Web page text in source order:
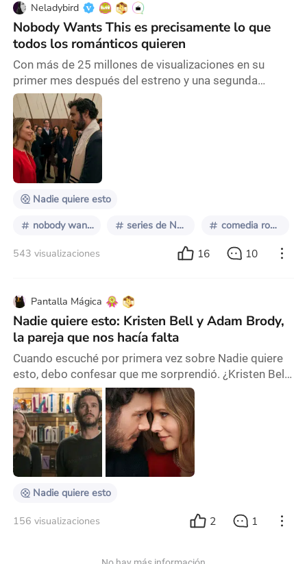
Neladybird
Nobody Wants This es precisamente lo que
todos los románticos quieren
Con más de 25 millones de visualizaciones en su
primer mes después del estreno y una segunda
temporada en puerta, Nobody Wants This es una de
las series del año. Pero es que no solo se trata de una
comedia romántica adorable, también es un auténtico
regalo para los millennials, reuniendo nada más y
nada menos que a Seth Cohen (Adam Brody) y
Veronica Mars (Kristen Bell) como la pareja principal.
Yo
Nadie quiere esto
nobody wants this series de Netflix comedia romántica
543 visualizaciones 16 10
Pantalla Mágica
Nadie quiere esto: Kristen Bell y Adam Brody,
la pareja que nos hacía falta
Cuando escuché por primera vez sobre Nadie quiere
esto, debo confesar que me sorprendió. ¿Kristen Bell
y Adam Brody juntos en una comedia romántica?
Nunca me imaginé que estos dos formarían una
pareja convincente, pero para mi sorpresa, son la
pareja que no sabía que necesitaba. En mi opinión,
esta pareja es todo lo que faltaba en el mundo de las
comedias románticas. La química entre ellos es casi
Nadie quiere esto
156 visualizaciones 2 1